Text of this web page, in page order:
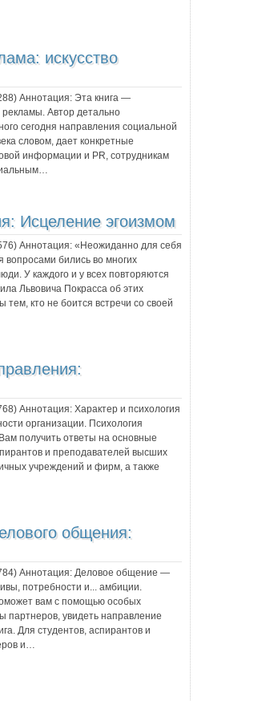
искусство
) Аннотация: Эта книга —
Автор детально
сегодня направления социальной
словом, дает конкретные
информации и PR, сотрудникам
Исцеление эгоизмом
) Аннотация: «Неожиданно для себя
бились во многих
У каждого и у всех повторяются
Львовича Покрасса об этих
кто не боится встречи со своей
) Аннотация: Характер и психология
организации. Психология
получить ответы на основные
и преподавателей высших
учреждений и фирм, а также
общения:
) Аннотация: Деловое общение —
потребности и... амбиции.
вам с помощью особых
партнеров, увидеть направление
Для студентов, аспирантов и
и…